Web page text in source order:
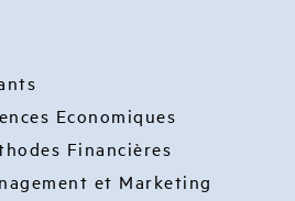
Economiques
Financières
et Marketing